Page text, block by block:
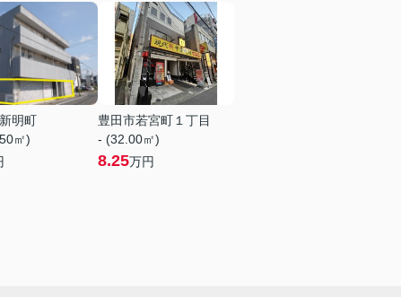
明町
㎡)
豊田市若宮町１丁目
- (32.00㎡)
8.25万円